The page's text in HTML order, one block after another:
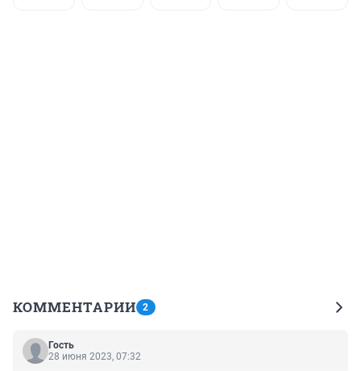
КОММЕНТАРИИ 2
Гость
28 июня 2023, 07:32